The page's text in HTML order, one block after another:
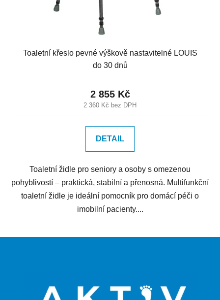
Toaletní křeslo pevné výškově nastavitelné LOUIS
do 30 dnů
2 360 Kč bez DPH
2 855 Kč
DETAIL
Toaletní židle pro seniory a osoby s omezenou
pohyblivostí – praktická, stabilní a přenosná. Multifunkční
toaletní židle je ideální pomocník pro domácí péči o
imobilní pacienty....